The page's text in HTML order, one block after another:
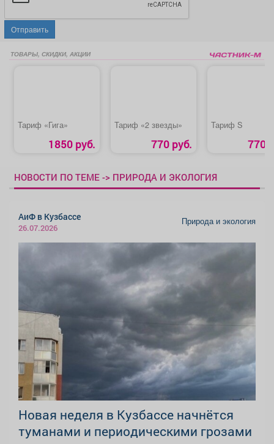
Отправить
ТОВАРЫ, СКИДКИ, АКЦИИ
Тариф «Гига»
1850 руб.
Тариф «2 звезды»
770 руб.
Тариф S
770
НОВОСТИ ПО ТЕМЕ -> ПРИРОДА И ЭКОЛОГИЯ
АиФ в Кузбассе
26.07.2026
Природа и экология
Новая неделя в Кузбассе начнётся
туманами и периодическими грозами